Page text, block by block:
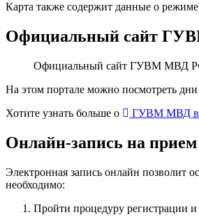
Карта также содержит данные о
Официальный сайт
Официальный сайт ГУВМ МВД РФ
На этом портале можно посмотреть
Хотите узнать больше о
ГУВМ МВД в
Онлайн-запись на
Электронная запись онлайн позволит
необходимо:
Пройти процедуру регистрации и